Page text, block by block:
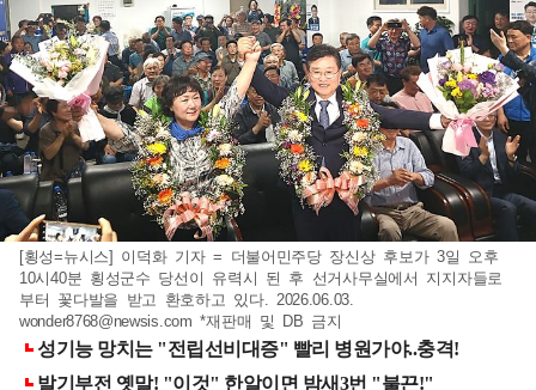
[횡성=뉴시스] 이덕화 기자 = 더불어민주당 장신상 후보가 3일 오후
10시40분 횡성군수 당선이 유력시 된 후 선거사무실에서 지지자들로
부터 꽃다발을 받고 환호하고 있다. 2026.06.03.
wonder8768@newsis.com *재판매 및 DB 금지